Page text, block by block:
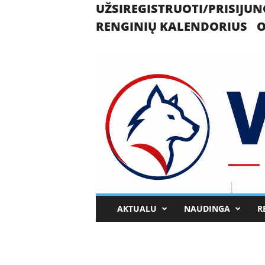
UŽSIREGISTRUOTI/
RENGINIŲ KALENDORIUS
m
AKTUALU NAUDINGA